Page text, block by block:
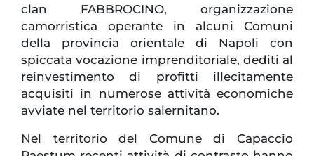
clan FABBROCINO, organizzazione
camorristica operante in alcuni Comuni
della provincia orientale di Napoli con
spiccata vocazione imprenditoriale, dediti al
reinvestimento di profitti illecitamente
acquisiti in numerose attività economiche
avviate nel territorio salernitano.
Nel territorio del Comune di Capaccio